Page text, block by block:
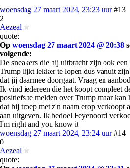
woensdag 27 maart 2024, 23:23 uur #13
2
Aezeal
quote:
Op woensdag 27 maart 2024 @ 20:38
volgende:
De sneakers die hij uitbracht zijn ook
Trump lijkt lekker te lopen dus vanuit
dat jij daarmee doorgaat. Vraag en aanbod
Ik vind iedereen die het koopt compleet
positiefs te melden over Trump maar
dat hij troep met z'n naam erop verkoopt
aan uitgeven. Ik bedoel Feyenoord
I'm right and you know it
woensdag 27 maart 2024, 23:24 uur #14
0
Aezeal
quote: